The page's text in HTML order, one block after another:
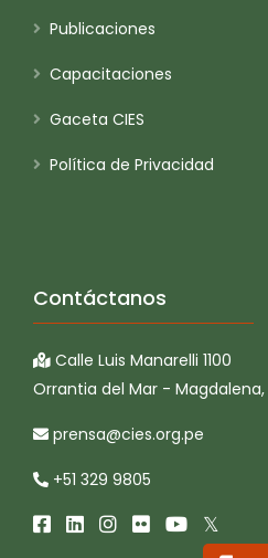
Publicaciones
Capacitaciones
Gaceta CIES
Política de Privacidad
Contáctanos
Calle Luis Manarelli 1100
Orrantia del Mar - Magdalena,
prensa@cies.org.pe
+51 329 9805